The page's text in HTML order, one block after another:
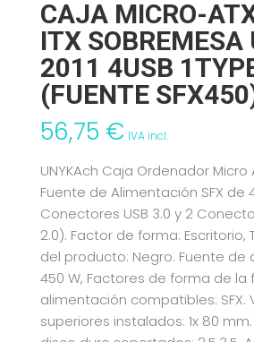
CAJA MICRO-
ITX SOBREMESA
2011 4USB
(FUENTE
56,75 € IVA incl.
UNYKAch Caja Ordenador Micro
Fuente de Alimentación SFX de
Conectores USB 3.0 y 2
2.0). Factor de forma: Escritorio,
del producto: Negro. Fuente de
450 W, Factores de forma de la
alimentación compatibles: SFX.
superiores instalados: 1x 80